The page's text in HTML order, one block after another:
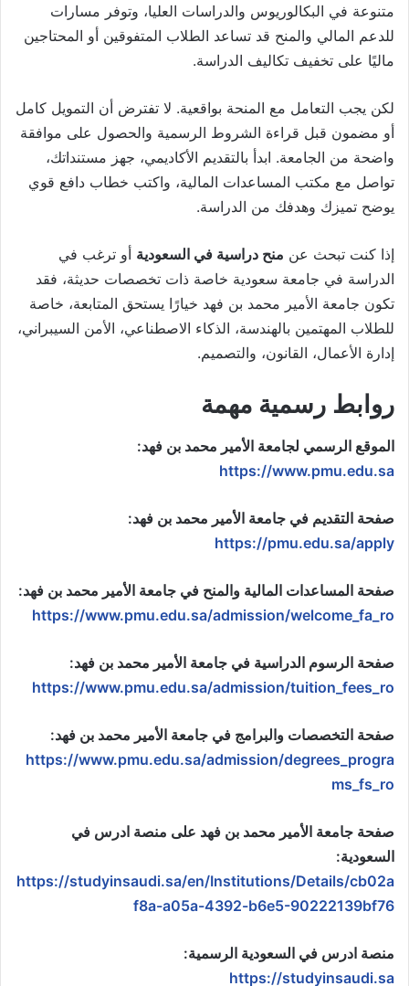
متنوعة في البكالوريوس والدراسات العليا، وتوفر مسارات
للدعم المالي والمنح قد تساعد الطلاب المتفوقين أو المحتاجين
ماليًا على تخفيف تكاليف الدراسة.
لكن يجب التعامل مع المنحة بواقعية. لا تفترض أن التمويل كامل
أو مضمون قبل قراءة الشروط الرسمية والحصول على موافقة
واضحة من الجامعة. ابدأ بالتقديم الأكاديمي، جهز مستنداتك،
تواصل مع مكتب المساعدات المالية، واكتب خطاب دافع قوي
يوضح تميزك وهدفك من الدراسة.
إذا كنت تبحث عن منح دراسية في السعودية أو ترغب في
الدراسة في جامعة سعودية خاصة ذات تخصصات حديثة، فقد
تكون جامعة الأمير محمد بن فهد خيارًا يستحق المتابعة، خاصة
للطلاب المهتمين بالهندسة، الذكاء الاصطناعي، الأمن السيبراني،
إدارة الأعمال، القانون، والتصميم.
روابط رسمية مهمة
الموقع الرسمي لجامعة الأمير محمد بن فهد:
https://www.pmu.edu.sa
صفحة التقديم في جامعة الأمير محمد بن فهد:
https://pmu.edu.sa/apply
صفحة المساعدات المالية والمنح في جامعة الأمير محمد بن فهد:
https://www.pmu.edu.sa/admission/welcome_fa_ro
صفحة الرسوم الدراسية في جامعة الأمير محمد بن فهد:
https://www.pmu.edu.sa/admission/tuition_fees_ro
صفحة التخصصات والبرامج في جامعة الأمير محمد بن فهد:
https://www.pmu.edu.sa/admission/degrees_progra
ms_fs_ro
صفحة جامعة الأمير محمد بن فهد على منصة ادرس في
السعودية:
https://studyinsaudi.sa/en/Institutions/Details/cb02a
f8a-a05a-4392-b6e5-90222139bf76
منصة ادرس في السعودية الرسمية:
https://studyinsaudi.sa